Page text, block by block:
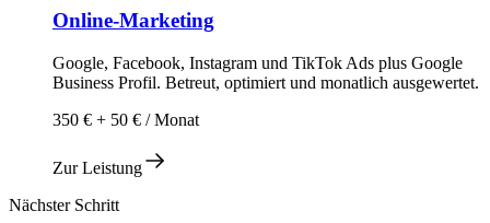
Online-Marketing
Google, Facebook, Instagram und TikTok Ads plus Google
Business Profil. Betreut, optimiert und monatlich ausgewertet.
350 € + 50 € / Monat
Zur Leistung
Nächster Schritt